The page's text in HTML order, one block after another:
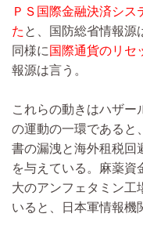
ＰＳ国際金融決済シ
た と、国防総省情報源
同様に 国際通貨のリセ
報源は言う。
これらの動きはハザー
の運動の一環であると
書の漏洩と海外租税回
を与えている。麻薬資
大のアンフェタミン工
いると、日本軍情報機